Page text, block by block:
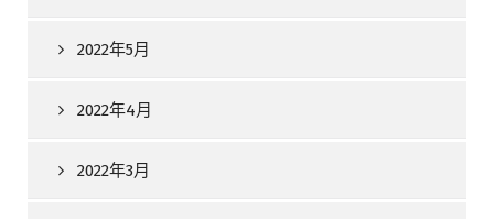
2022年5月
2022年4月
2022年3月